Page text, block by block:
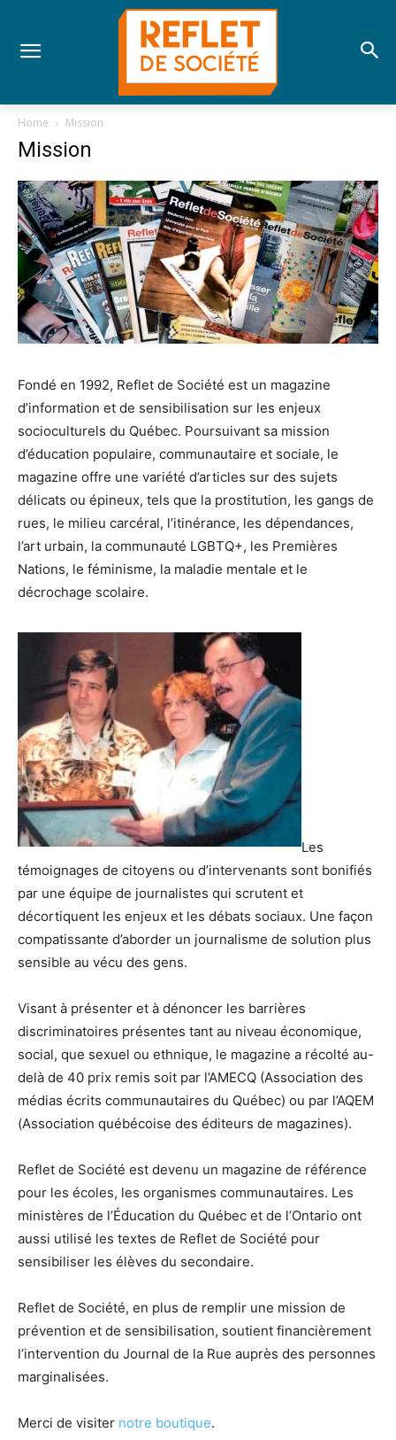
Home Mission
Mission
Fondé en 1992, Reflet de Société est un magazine
d’information et de sensibilisation sur les enjeux
socioculturels du Québec. Poursuivant sa mission
d’éducation populaire, communautaire et sociale, le
magazine offre une variété d’articles sur des sujets
délicats ou épineux, tels que la prostitution, les gangs de
rues, le milieu carcéral, l’itinérance, les dépendances,
l’art urbain, la communauté LGBTQ+, les Premières
Nations, le féminisme, la maladie mentale et le
décrochage scolaire.
Les
témoignages de citoyens ou d’intervenants sont bonifiés
par une équipe de journalistes qui scrutent et
décortiquent les enjeux et les débats sociaux. Une façon
compatissante d’aborder un journalisme de solution plus
sensible au vécu des gens.
Visant à présenter et à dénoncer les barrières
discriminatoires présentes tant au niveau économique,
social, que sexuel ou ethnique, le magazine a récolté au-
delà de 40 prix remis soit par l’AMECQ (Association des
médias écrits communautaires du Québec) ou par l’AQEM
(Association québécoise des éditeurs de magazines).
Reflet de Société est devenu un magazine de référence
pour les écoles, les organismes communautaires. Les
ministères de l’Éducation du Québec et de l’Ontario ont
aussi utilisé les textes de Reflet de Société pour
sensibiliser les élèves du secondaire.
Reflet de Société, en plus de remplir une mission de
prévention et de sensibilisation, soutient financièrement
l’intervention du Journal de la Rue auprès des personnes
marginalisées.
Merci de visiter notre boutique.